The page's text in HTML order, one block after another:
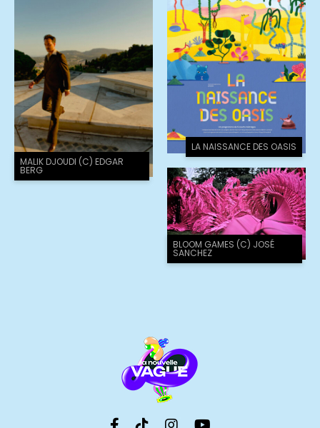
LA NAISSANCE DES OASIS
MALIK DJOUDI (C) EDGAR
BERG
BLOOM GAMES (C) JOSÉ
SANCHEZ